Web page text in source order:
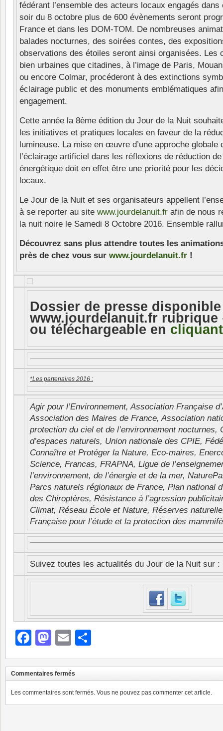
fédérant l’ensemble des acteurs locaux engagés
soir du 8 octobre plus de 600 évènements seront
France et dans les DOM-TOM. De nombreuses
balades nocturnes, des soirées contes, des
observations des étoiles seront ainsi organisées. Les
bien urbaines que citadines, à l’image de Paris,
ou encore Colmar, procéderont à des extinctions
éclairage public et des monuments emblématiques
engagement.
Cette année la 8ème édition du Jour de la Nuit
les initiatives et pratiques locales en faveur de la
lumineuse. La mise en œuvre d’une approche globale
l’éclairage artificiel dans les réflexions de réduction
énergétique doit en effet être une priorité pour les
locaux.
Le Jour de la Nuit et ses organisateurs appellent
à se reporter au site www.jourdelanuit.fr afin de nous
la nuit noire le Samedi 8 Octobre 2016. Ensemble
Découvrez sans plus attendre toutes les
près de chez vous sur www.jourdelanuit.fr !
Dossier de presse
www.jourdelanuit.fr rubrique
ou téléchargeable en
*Les partenaires 2016 :
Agir pour l’Environnement, Association Française
Association des Maires de France, Association
protection du ciel et de l’environnement nocturnes,
d’espaces naturels, Union nationale des CPIE,
Connaître et Protéger la Nature, Eco-maires,
Science, Francas, FRAPNA, Ligue de
l’environnement, de l’énergie et de la mer,
Parcs naturels régionaux de France, Plan national
des Chiroptères, Résistance à l’agression
Climat, Réseau École et Nature, Réserves
Française pour l’étude et la protection des
Suivez toutes les actualités du Jour de la Nuit sur :
Facebook
Mastodon
Email
Commentaires fermés
Les commentaires sont fermés. Vous ne pouvez pas commenter cet article.